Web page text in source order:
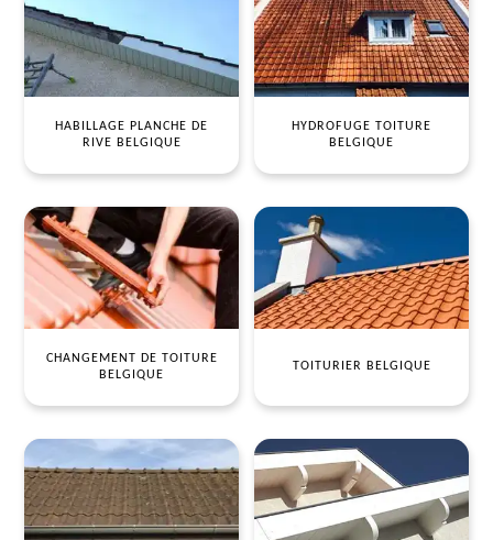
HABILLAGE PLANCHE DE
RIVE BELGIQUE
HYDROFUGE TOITURE
BELGIQUE
CHANGEMENT DE TOITURE
BELGIQUE
TOITURIER BELGIQUE